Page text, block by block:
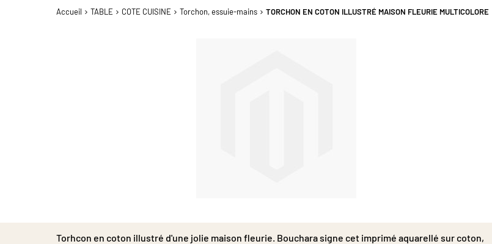
Accueil TABLE COTE CUISINE Torchon, essuie-mains TORCHON EN COTON ILLUSTRÉ MAISON FLEURIE MULTICOLORE
de
Torhcon en coton illustré d'une jolie maison fleurie. Bouchara signe cet imprimé aquarellé sur coton,